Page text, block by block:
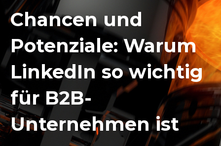
Chancen und
Potenziale: Warum
LinkedIn so wichtig
für B2B-
Unternehmen ist